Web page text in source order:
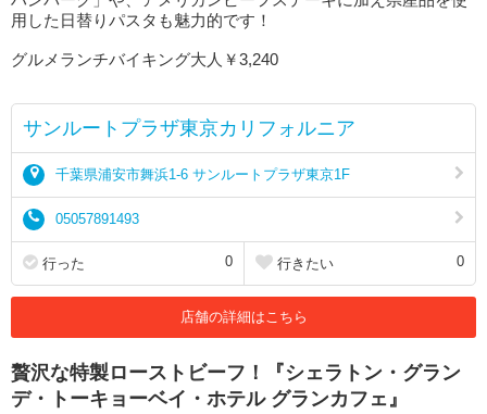
用した日替りパスタも魅力的です！
グルメランチバイキング大人￥3,240
サンルートプラザ東京カリフォルニア
千葉県浦安市舞浜1-6 サンルートプラザ東京1F
05057891493
行った 0 行きたい 0
店舗の詳細はこちら
贅沢な特製ローストビーフ！『シェラトン・グラン
デ・トーキョーベイ・ホテル グランカフェ』